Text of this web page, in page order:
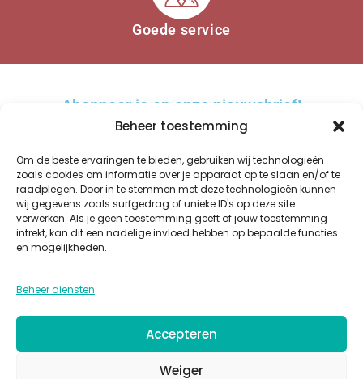
Beheer toestemming
Om de beste ervaringen te bieden, gebruiken wij technologieën
zoals cookies om informatie over je apparaat op te slaan en/of te
raadplegen. Door in te stemmen met deze technologieën kunnen
wij gegevens zoals surfgedrag of unieke ID's op deze site
verwerken. Als je geen toestemming geeft of jouw toestemming
intrekt, kan dit een nadelige invloed hebben op bepaalde functies
en mogelijkheden.
Beheer diensten
Accepteren
Weiger
Goede service
Abonneer je op onze nieuwsbrief!
AANMELDEN
PRIVACYCOOKIES